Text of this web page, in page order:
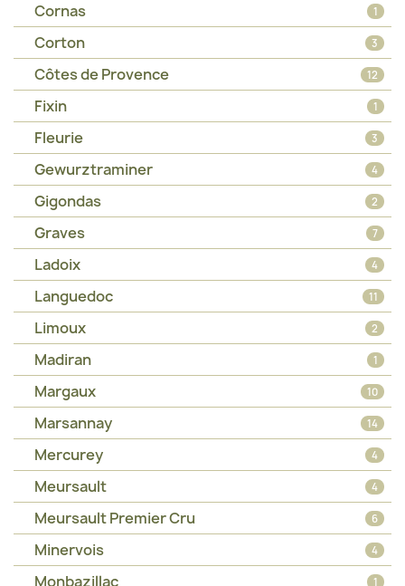
Cornas 1
Corton 3
Côtes de Provence 12
Fixin 1
Fleurie 3
Gewurztraminer 4
Gigondas 2
Graves 7
Ladoix 4
Languedoc 11
Limoux 2
Madiran 1
Margaux 10
Marsannay 14
Mercurey 4
Meursault 4
Meursault Premier Cru 6
Minervois 4
Monbazillac 1